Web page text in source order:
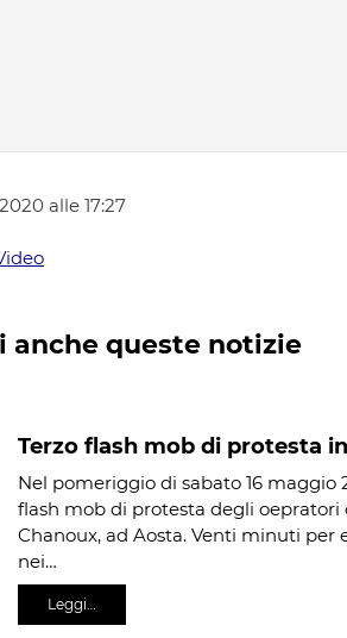
alle 17:27
anche queste notizie
Terzo flash mob di protesta
Nel pomeriggio di sabato 16 maggio
flash mob di protesta degli oepratori
Chanoux, ad Aosta. Venti minuti per
nei…
Leggi…